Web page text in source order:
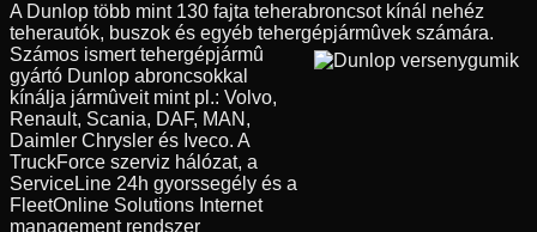
A Dunlop több mint 130 fajta teherabroncsot kínál nehéz
teherautók, buszok és egyéb tehergépjármûvek számára.
Számos ismert tehergépjármû
gyártó Dunlop abroncsokkal
kínálja jármûveit mint pl.: Volvo,
Renault, Scania, DAF, MAN,
Daimler Chrysler és Iveco. A
TruckForce szerviz hálózat, a
ServiceLine 24h gyorssegély és a
FleetOnline Solutions Internet
management rendszer